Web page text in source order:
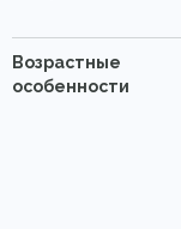
Возрастные
особенности